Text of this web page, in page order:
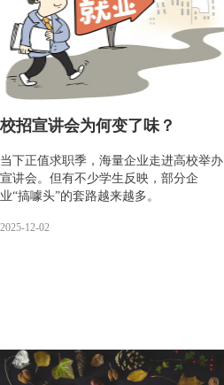
校招宣讲会为何变了味？
当下正值求职季，海量企业走进高校举办
宣讲会。但有不少学生反映，部分企
业“搞噱头”的套路越来越多。
2025-12-02